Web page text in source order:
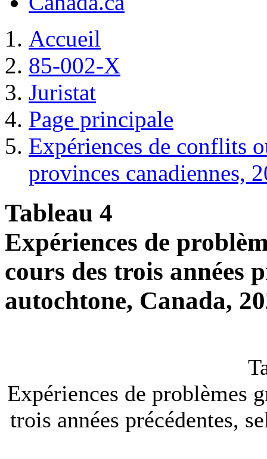
Accueil
85-002-X
Juristat
Page principale
Expériences de conflits
provinces canadiennes,
Tableau 4
Expériences de
cours des trois années
autochtone, Canada,
Expériences de problèmes
trois années précédentes,